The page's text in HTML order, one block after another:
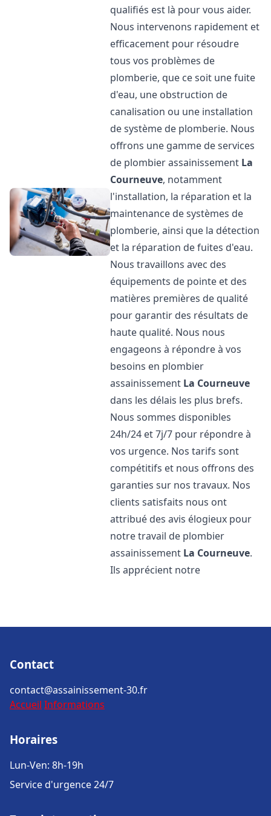
qualifiés est là pour vous aider.
Nous intervenons rapidement et
efficacement pour résoudre
tous vos problèmes de
plomberie, que ce soit une fuite
d'eau, une obstruction de
canalisation ou une installation
de système de plomberie. Nous
offrons une gamme de services
de plombier assainissement La
Courneuve, notamment
l'installation, la réparation et la
maintenance de systèmes de
plomberie, ainsi que la détection
et la réparation de fuites d'eau.
Nous travaillons avec des
équipements de pointe et des
matières premières de qualité
pour garantir des résultats de
haute qualité. Nous nous
engageons à répondre à vos
besoins en plombier
assainissement La Courneuve
dans les délais les plus brefs.
Nous sommes disponibles
24h/24 et 7j/7 pour répondre à
vos urgence. Nos tarifs sont
compétitifs et nous offrons des
garanties sur nos travaux. Nos
clients satisfaits nous ont
attribué des avis élogieux pour
notre travail de plombier
assainissement La Courneuve.
Ils apprécient notre
Contact
contact@assainissement-30.fr
Accueil Informations
Horaires
Lun-Ven: 8h-19h
Service d'urgence 24/7